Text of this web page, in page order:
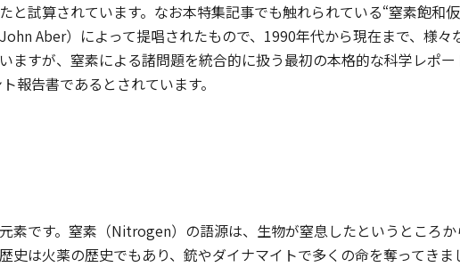
と試算されています。なお本特集記事でも触れられている“窒素飽和
Aber）によって提唱されたもので、1990年代から現在まで、様々
ますが、窒素による諸問題を統合的に扱う最初の本格的な科学レポー
報告書であるとされています。
素です。窒素（Nitrogen）の語源は、生物が窒息したというところ
史は火薬の歴史でもあり、銃やダイナマイトで多くの命を奪ってきま